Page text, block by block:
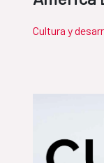
Cultura y